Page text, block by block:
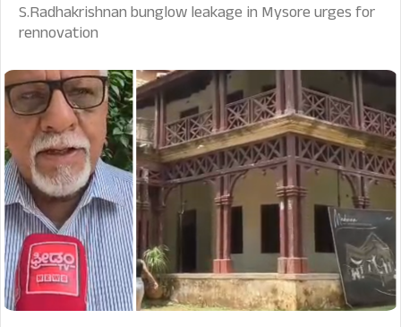
S.Radhakrishnan bunglow leakage in Mysore urges for
rennovation